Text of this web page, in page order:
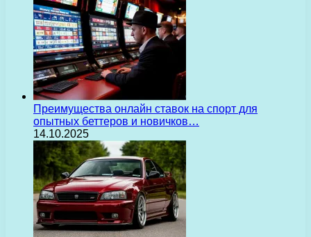
Преимущества онлайн ставок на спорт для
опытных беттеров и новичков…
14.10.2025